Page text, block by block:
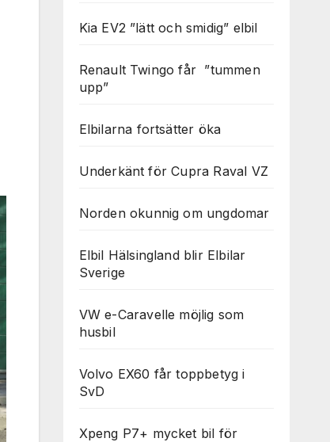
Kia EV2 ”lätt och smidig” elbil
Renault Twingo får ”tummen
upp”
Elbilarna fortsätter öka
Underkänt för Cupra Raval VZ
Norden okunnig om ungdomar
Elbil Hälsingland blir Elbilar
Sverige
VW e-Caravelle möjlig som
husbil
Volvo EX60 får toppbetyg i
SvD
Xpeng P7+ mycket bil för